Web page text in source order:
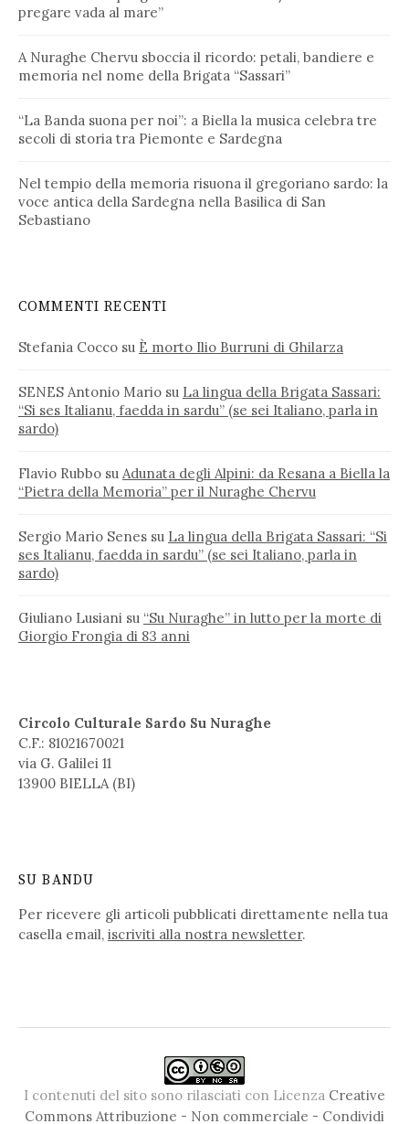
pregare vada al mare”
A Nuraghe Chervu sboccia il ricordo: petali, bandiere e
memoria nel nome della Brigata “Sassari”
“La Banda suona per noi”: a Biella la musica celebra tre
secoli di storia tra Piemonte e Sardegna
Nel tempio della memoria risuona il gregoriano sardo: la
voce antica della Sardegna nella Basilica di San
Sebastiano
COMMENTI RECENTI
Stefania Cocco su È morto Ilio Burruni di Ghilarza
SENES Antonio Mario su La lingua della Brigata Sassari:
“Si ses Italianu, faedda in sardu” (se sei Italiano, parla in
sardo)
Flavio Rubbo su Adunata degli Alpini: da Resana a Biella la
“Pietra della Memoria” per il Nuraghe Chervu
Sergio Mario Senes su La lingua della Brigata Sassari: “Si
ses Italianu, faedda in sardu” (se sei Italiano, parla in
sardo)
Giuliano Lusiani su “Su Nuraghe” in lutto per la morte di
Giorgio Frongia di 83 anni
Circolo Culturale Sardo Su Nuraghe
C.F.: 81021670021
via G. Galilei 11
13900 BIELLA (BI)
SU BANDU
Per ricevere gli articoli pubblicati direttamente nella tua
casella email, iscriviti alla nostra newsletter.
I contenuti del sito sono rilasciati con Licenza Creative
Commons Attribuzione - Non commerciale - Condividi